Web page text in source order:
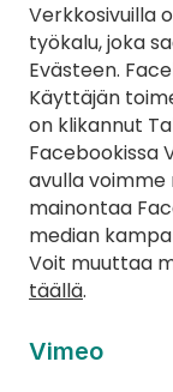
Verkkosivuilla
työkalu, joka
Evästeen.
Käyttäjän
on klikannut
Facebookissa
avulla
mainontaa
median
täällä.
Vimeo